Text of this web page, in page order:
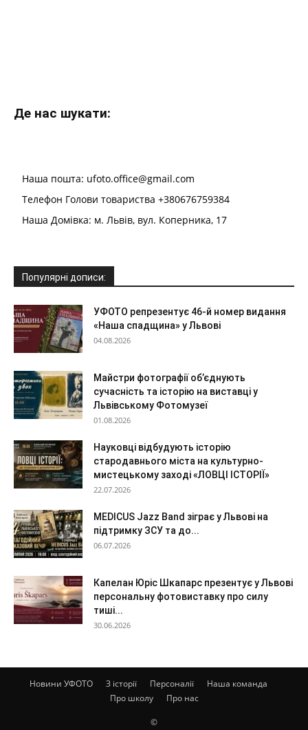
Де нас шукати:
Наша пошта: ufoto.office@gmail.com
Телефон Голови товариства +380676759384
Наша Домівка: м. Львів, вул. Коперника, 17
Популярні дописи:
УФОТО репрезентує 46-й номер видання
«Наша спадщина» у Львові
04.08.2026
Майстри фотографії об’єднують
сучасність та історію на виставці у
Львівському Фотомузеї
01.08.2026
Науковці відбудують історію
стародавнього міста на культурно-
мистецькому заході «ЛОВЦІ ІСТОРІЇ»
22.07.2026
MEDICUS Jazz Band зіграє у Львові на
підтримку ЗСУ та до...
06.07.2026
Капелан Юріс Шкапарс презентує у Львові
персональну фотовиставку про силу
тиші...
30.06.2026
Новини УФОТО З історії Персоналії
Наша команда
Про школу
Про нас
©